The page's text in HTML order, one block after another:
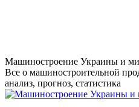
Перейти
к
содержанию
Машиностроение Украины и
Все о машиностроительной
анализ, прогноз, статистика